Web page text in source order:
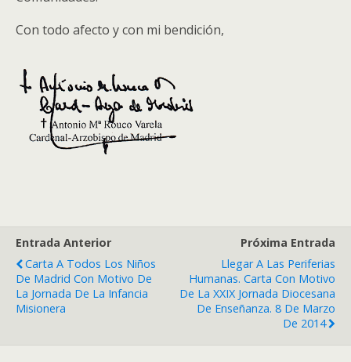
Con todo afecto y con mi bendición,
Entrada Anterior
Carta A Todos Los Niños
De Madrid Con Motivo De
La Jornada De La Infancia
Misionera
Próxima Entrada
Llegar A Las Periferias
Humanas. Carta Con Motivo
De La XXIX Jornada Diocesana
De Enseñanza. 8 De Marzo
De 2014